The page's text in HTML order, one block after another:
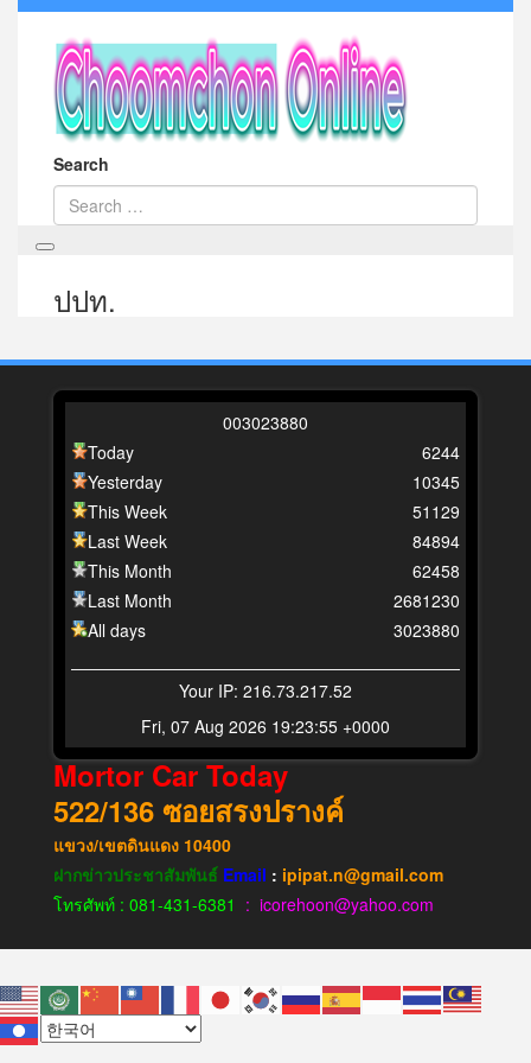
Search
ปปท.
003023880
Today
Yesterday
This Week
Last Week
This Month
Last Month
All days
6244
10345
51129
84894
62458
2681230
3023880
Your IP: 216.73.217.52
Fri, 07 Aug 2026 19:23:55 +0000
Mortor Car Today
522/136 ซอยสรงปรางค์
แขวง​/เขต​ดินแดง​ 10400
ฝากข่าวประชาสัมพันธ์ Email : ipipat.n@gmail.com
โทรศัพท์ : 081-431-6381 : icorehoon@yahoo.com